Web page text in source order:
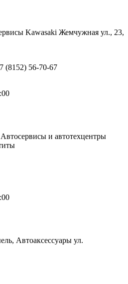
Kawasaki Жемчужная ул., 23,
(8152) 56-70-67
и автотехцентры
Автоаксессуары ул.